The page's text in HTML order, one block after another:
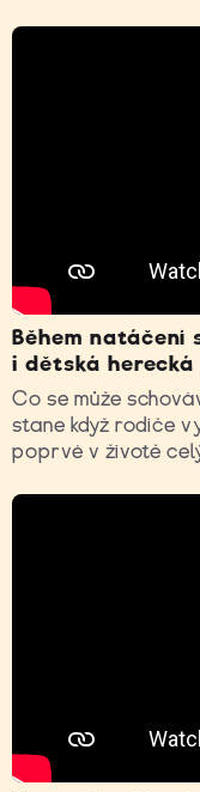
Během natáčení
i dětská herecká
Co se může
stane když rodiče
poprvé v životě